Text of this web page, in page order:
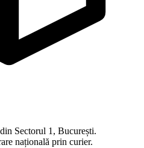
Sectorul 1, București.
națională prin curier.